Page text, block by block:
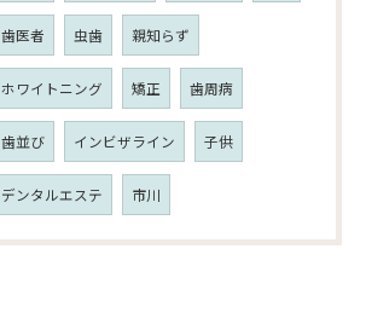
歯医者 虫歯 親知らず
ホワイトニング 矯正 歯周病
歯並び インビザライン 子供
デンタルエステ 市川